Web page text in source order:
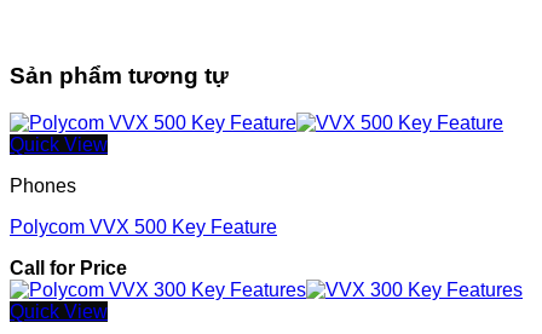
Sản phẩm tương tự
Quick View
Phones
Polycom VVX 500 Key Feature
Call for Price
Quick View